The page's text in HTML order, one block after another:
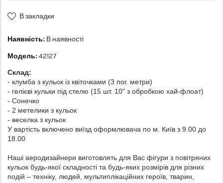
В закладки
Наявність: В наявності
Модель: 42127
Склад:
- клумба з кульок із квіточками (3 пог. метри)
- гелієві кульки під стелю (15 шт. 10" з обробкою хай-флоат)
- Сонечко
- 2 метелики з кульок
- веселка з кульок
У вартість включено виїзд оформлювача по м. Київ з 9.00 до
18.00
Наші аеродизайнери виготовлять для Вас фігури з повітряних
кульок будь-якої складності та будь-яких розмірів для різних
подій – техніку, людей, мультиплікаційних героїв, тварин,